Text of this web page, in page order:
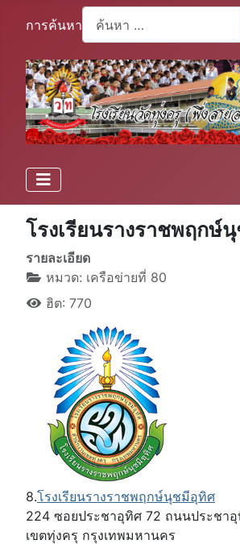
การค้นหา
โรงเรียนรางราชพฤกษ์
รายละเอียด
หมวด: เครือข่ายที่ 80
ฮิต: 770
8.โรงเรียนรางราชพฤกษ์นุชมีอุทิศ
224 ซอยประชาอุทิศ 72 ถนนประชา
เขตทุ่งครุ กรุงเทพมหานคร